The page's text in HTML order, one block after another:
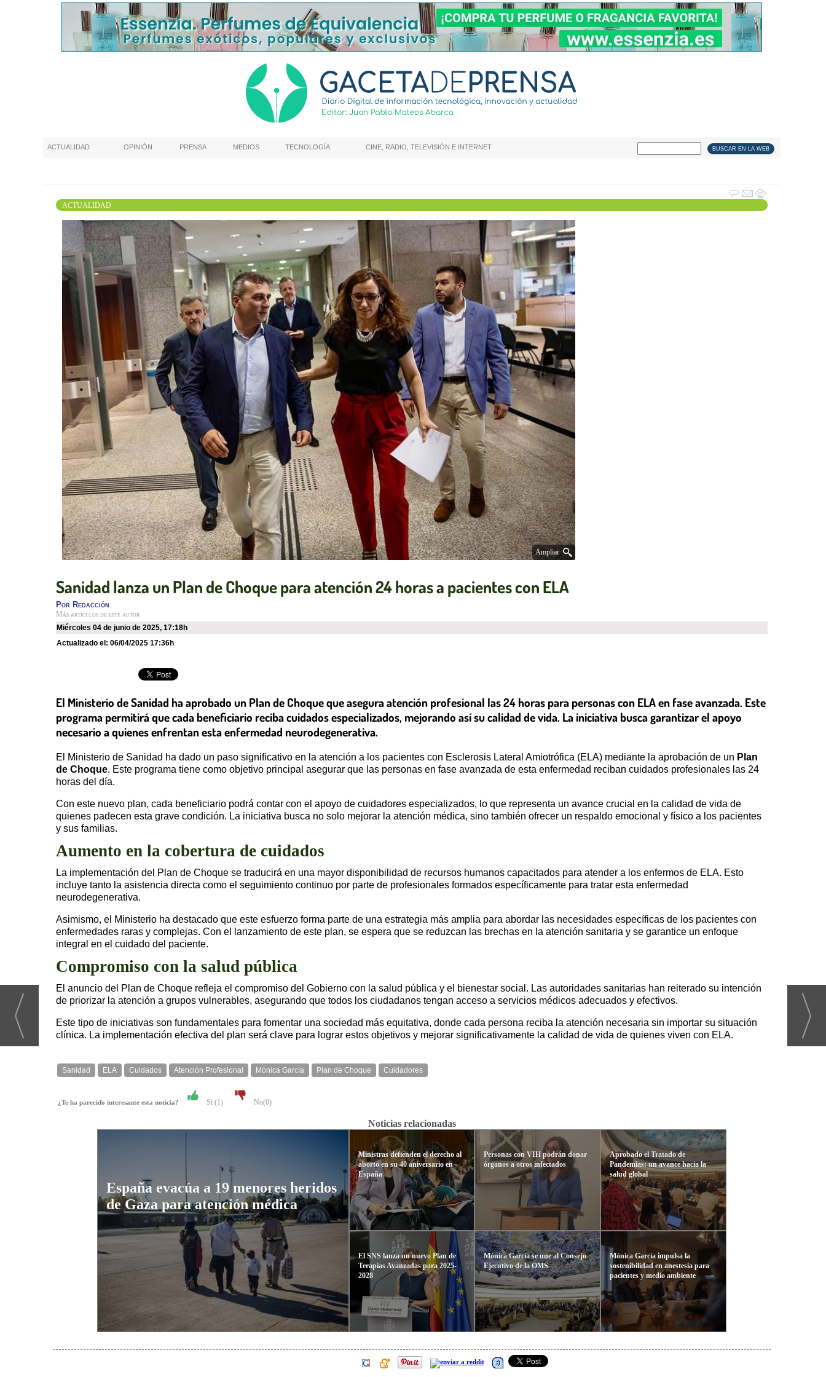
ACTUALIDAD OPINIÓN PRENSA MEDIOS TECNOLOGÍA CINE, RADIO, TELEVISIÓN E INTERNET
ACTUALIDAD
Ampliar
Sanidad lanza un Plan de Choque para atención 24 horas a pacientes con ELA
Por Redacción
Más artículos de este autor
miércoles 04 de junio de 2025, 17:18h
Actualizado el: 06/04/2025 17:36h
El Ministerio de Sanidad ha aprobado un Plan de Choque que asegura atención profesional las 24 horas para personas con ELA en fase avanzada. Este
programa permitirá que cada beneficiario reciba cuidados especializados, mejorando así su calidad de vida. La iniciativa busca garantizar el apoyo
necesario a quienes enfrentan esta enfermedad neurodegenerativa.
El Ministerio de Sanidad ha dado un paso significativo en la atención a los pacientes con Esclerosis Lateral Amiotrófica (ELA) mediante la aprobación de un Plan
de Choque. Este programa tiene como objetivo principal asegurar que las personas en fase avanzada de esta enfermedad reciban cuidados profesionales las 24
horas del día.
Con este nuevo plan, cada beneficiario podrá contar con el apoyo de cuidadores especializados, lo que representa un avance crucial en la calidad de vida de
quienes padecen esta grave condición. La iniciativa busca no solo mejorar la atención médica, sino también ofrecer un respaldo emocional y físico a los pacientes
y sus familias.
Aumento en la cobertura de cuidados
La implementación del Plan de Choque se traducirá en una mayor disponibilidad de recursos humanos capacitados para atender a los enfermos de ELA. Esto
incluye tanto la asistencia directa como el seguimiento continuo por parte de profesionales formados específicamente para tratar esta enfermedad
neurodegenerativa.
Asimismo, el Ministerio ha destacado que este esfuerzo forma parte de una estrategia más amplia para abordar las necesidades específicas de los pacientes con
enfermedades raras y complejas. Con el lanzamiento de este plan, se espera que se reduzcan las brechas en la atención sanitaria y se garantice un enfoque
integral en el cuidado del paciente.
Compromiso con la salud pública
El anuncio del Plan de Choque refleja el compromiso del Gobierno con la salud pública y el bienestar social. Las autoridades sanitarias han reiterado su intención
de priorizar la atención a grupos vulnerables, asegurando que todos los ciudadanos tengan acceso a servicios médicos adecuados y efectivos.
Este tipo de iniciativas son fundamentales para fomentar una sociedad más equitativa, donde cada persona reciba la atención necesaria sin importar su situación
clínica. La implementación efectiva del plan será clave para lograr estos objetivos y mejorar significativamente la calidad de vida de quienes viven con ELA.
Sanidad ELA Cuidados Atención Profesional Mónica García Plan de Choque Cuidadores
¿Te ha parecido interesante esta noticia? Si (1) No(0)
Noticias relacionadas
España evacúa a 19 menores heridos
de Gaza para atención médica
Ministras defienden el derecho al
aborto en su 40 aniversario en
España
El SNS lanza un nuevo Plan de
Terapias Avanzadas para 2025-
2028
Personas con VIH podrán donar
órganos a otros infectados
Mónica García se une al Consejo
Ejecutivo de la OMS
Aprobado el Tratado de
Pandemias: un avance hacia la
salud global
Mónica García impulsa la
sostenibilidad en anestesia para
pacientes y medio ambiente